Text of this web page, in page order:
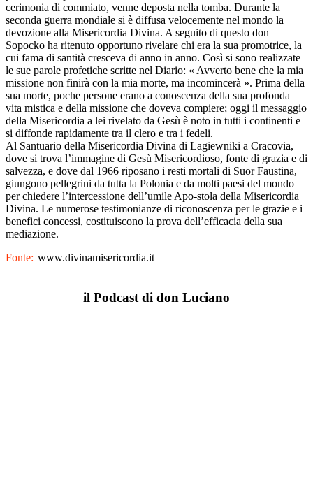
cerimonia di commiato, venne deposta nella tomba. Durante la
seconda guerra mondiale si è diffusa velocemente nel mondo la
devozione alla Misericordia Divina. A seguito di questo don
Sopocko ha ritenuto opportuno rivelare chi era la sua promotrice, la
cui fama di santità cresceva di anno in anno. Così si sono realizzate
le sue parole profetiche scritte nel Diario: « Avverto bene che la mia
missione non finirà con la mia morte, ma incomincerà ». Prima della
sua morte, poche persone erano a conoscenza della sua profonda
vita mistica e della missione che doveva compiere; oggi il messaggio
della Misericordia a lei rivelato da Gesù è noto in tutti i continenti e
si diffonde rapidamente tra il clero e tra i fedeli.
Al Santuario della Misericordia Divina di Lagiewniki a Cracovia,
dove si trova l’immagine di Gesù Misericordioso, fonte di grazia e di
salvezza, e dove dal 1966 riposano i resti mortali di Suor Faustina,
giungono pellegrini da tutta la Polonia e da molti paesi del mondo
per chiedere l’intercessione dell’umile Apo-stola della Misericordia
Divina. Le numerose testimonianze di riconoscenza per le grazie e i
benefici concessi, costituiscono la prova dell’efficacia della sua
mediazione.
Fonte: www.divinamisericordia.it
il Podcast di don Luciano